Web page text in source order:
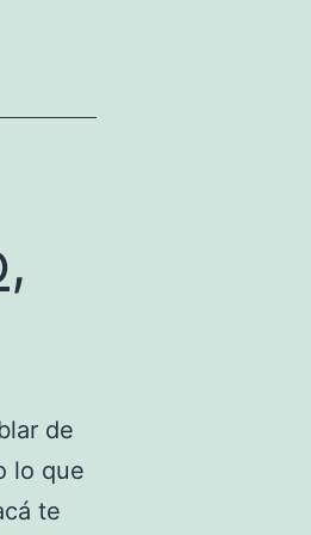
de
de
lo que
te